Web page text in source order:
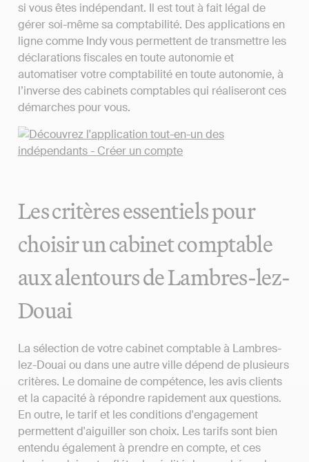
si vous êtes indépendant. Il est tout à fait légal de
gérer soi-même sa comptabilité. Des applications en
ligne comme Indy vous permettent de transmettre les
déclarations fiscales en toute autonomie et
automatiser votre comptabilité en toute autonomie, à
l’inverse des cabinets comptables qui réaliseront ces
démarches pour vous.
Les critères essentiels pour
choisir un cabinet comptable
aux alentours de Lambres-lez-
Douai
La sélection de votre cabinet comptable à Lambres-
lez-Douai ou dans une autre ville dépend de plusieurs
critères. Le domaine de compétence, les avis clients
et la capacité à répondre rapidement aux questions.
En outre, le tarif et les conditions d'engagement
permettent d'aiguiller son choix. Les tarifs sont bien
entendu également à prendre en compte, et ces